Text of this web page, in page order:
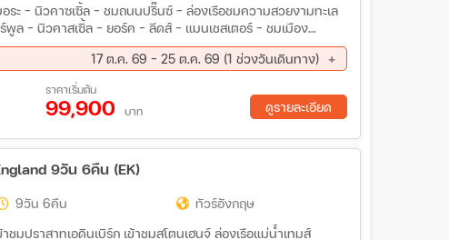
ด้านนอกปราสาทคาร์ดิฟ - บาธ - ชมเมืองเก่า - ชมเมืองคาร์ดิฟ
17 ต.ค. 69 - 25 ต.ค. 69 (1 ช่วงวันเดินทาง)
ราคาเริ่มต้น
99,900 บาท ดูรายละเอียด
9วัน 6คืน (EK)
9วัน 6คืน
ทัวร์อังกฤษ